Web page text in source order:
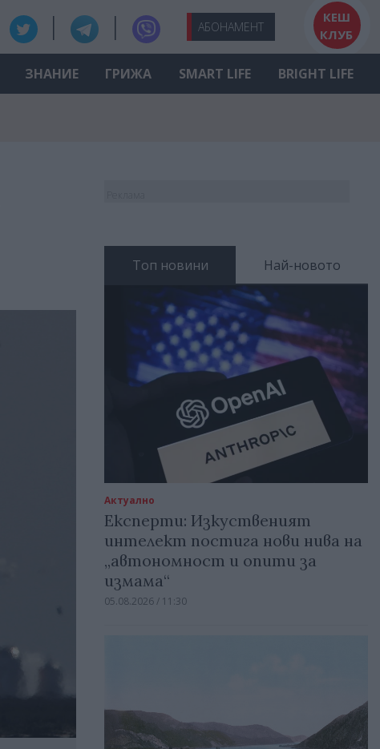
АБОНАМЕНТ
КЕШ
КЛУБ
ЗНАНИЕ ГРИЖА SMART LIFE BRIGHT LIFE
Топ новини Най-новото
Актуално
Експерти: Изкуственият
интелект постига нови нива на
„автономност и опити за
измама“
05.08.2026 / 11:30